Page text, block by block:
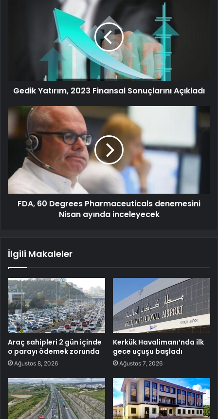
Gedik Yatırım, 2023 Finansal Sonuçlarını Açıkladı
FDA, 60 Degrees Pharmaceuticals denemesini
Nisan ayında inceleyecek
İlgili Makaleler
Araç sahipleri 2 gün içinde
o parayı ödemek zorunda
Ağustos 8, 2026
Kerkük Havalimanı’nda ilk
gece uçuşu başladı
Ağustos 7, 2026